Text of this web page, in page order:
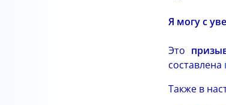
Я могу с
Это
составлена
Также в